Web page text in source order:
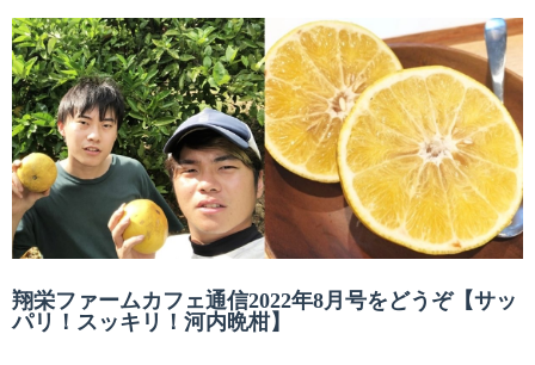
翔栄ファームカフェ通信2022年8月号をどうぞ【サッ
パリ！スッキリ！河内晩柑】